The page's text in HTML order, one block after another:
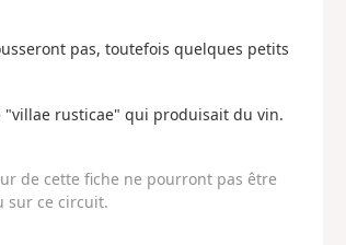
pas, toutefois quelques petits
rusticae" qui produisait du vin.
de cette fiche ne pourront pas être
sur ce circuit.